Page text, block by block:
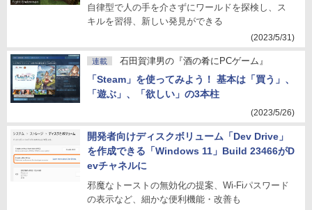
自律型で人の手を介さずにワールドを探検し、ス
キルを習得、新しい発見ができる
(2023/5/31)
連載 石田賀津男の『酒の肴にPCゲーム』
「Steam」を使ってみよう！ 基本は「買う」、
「遊ぶ」、「欲しい」の3本柱
(2023/5/26)
開発者向けディスクボリューム「Dev Drive」
を作成できる「Windows 11」Build 23466がD
evチャネルに
邪魔なトーストの無効化の提案、Wi-Fiパスワード
の表示など、細かな便利機能・改善も